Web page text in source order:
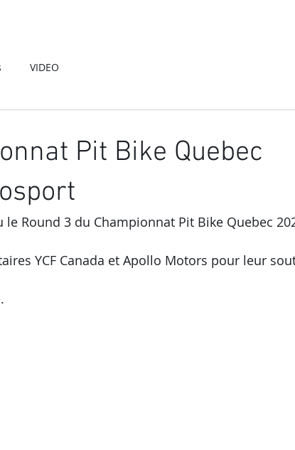
VIDEO
Pit Bike Quebec
Round 3 du Championnat Pit Bike Quebec
YCF Canada et Apollo Motors pour leur